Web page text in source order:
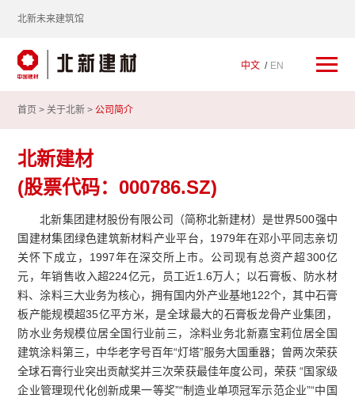
北新未来建筑馆
中文 EN
首页 > 关于北新 > 公司简介
北新建材
(股票代码：000786.SZ)
北新集团建材股份有限公司（简称北新建材）是世界500强中
国建材集团绿色建筑新材料产业平台，1979年在邓小平同志亲切
关怀下成立，1997年在深交所上市。公司现有总资产超300亿
元，年销售收入超224亿元，员工近1.6万人；以石膏板、防水材
料、涂料三大业务为核心，拥有国内外产业基地122个，其中石膏
板产能规模超35亿平方米，是全球最大的石膏板龙骨产业集团，
防水业务规模位居全国行业前三，涂料业务北新嘉宝莉位居全国
建筑涂料第三，中华老字号百年“灯塔”服务大国重器；曾两次荣获
全球石膏行业突出贡献奖并三次荣获最佳年度公司，荣获 “国家级
企业管理现代化创新成果一等奖”“制造业单项冠军示范企业”“中国